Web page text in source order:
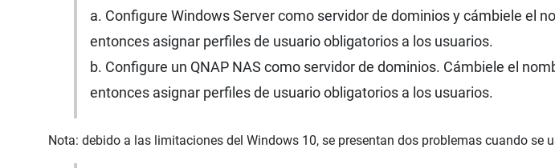
a. Configure Windows Server como servidor de dominios y cámbiele el
entonces asignar perfiles de usuario obligatorios a los usuarios.
b. Configure un QNAP NAS como servidor de dominios. Cámbiele el
entonces asignar perfiles de usuario obligatorios a los usuarios.
Nota: debido a las limitaciones del Windows 10, se presentan dos problemas cuando se